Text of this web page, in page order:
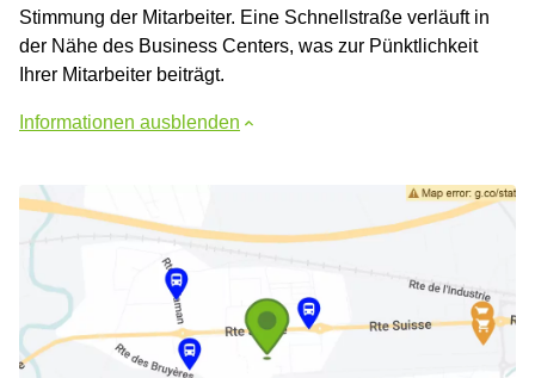
Stimmung der Mitarbeiter. Eine Schnellstraße verläuft in
der Nähe des Business Centers, was zur Pünktlichkeit
Ihrer Mitarbeiter beiträgt.
Informationen ausblenden